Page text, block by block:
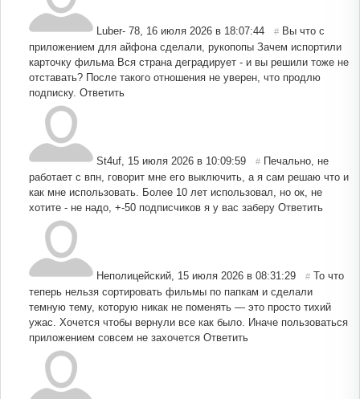
Luber- 78, 16 июля 2026 в 18:07:44 # Вы что с
приложением для айфона сделали, рукопопы Зачем испортили
карточку фильма Вся страна деградирует - и вы решили тоже не
отставать? После такого отношения не уверен, что продлю
подписку. Ответить
St4uf, 15 июля 2026 в 10:09:59 # Печально, не
работает с впн, говорит мне его выключить, а я сам решаю что и
как мне использовать. Более 10 лет использовал, но ок, не
хотите - не надо, +-50 подписчиков я у вас заберу Ответить
Неполицейский, 15 июля 2026 в 08:31:29 # То что
теперь нельзя сортировать фильмы по папкам и сделали
темную тему, которую никак не поменять — это просто тихий
ужас. Хочется чтобы вернули все как было. Иначе пользоваться
приложением совсем не захочется Ответить